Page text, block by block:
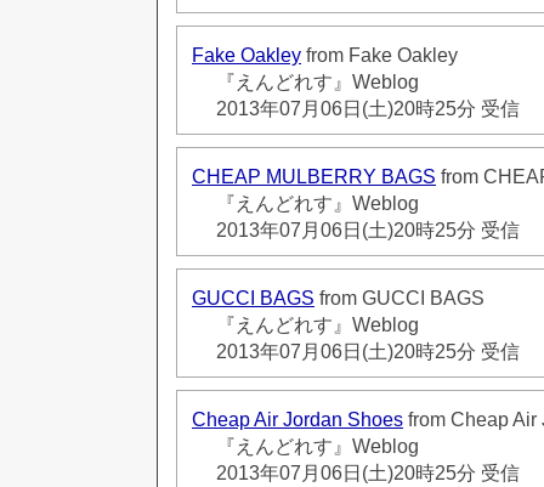
Fake Oakley from Fake Oakley
『えんどれす』Weblog
2013年07月06日(土)20時25分 受信
CHEAP MULBERRY BAGS from
『えんどれす』Weblog
2013年07月06日(土)20時25分 受信
GUCCI BAGS from GUCCI BAGS
『えんどれす』Weblog
2013年07月06日(土)20時25分 受信
Cheap Air Jordan Shoes from Cheap Air
『えんどれす』Weblog
2013年07月06日(土)20時25分 受信